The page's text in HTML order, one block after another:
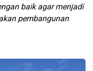
baik agar menjadi
pembangunan